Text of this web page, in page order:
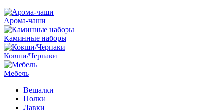
Арома-чаши
Каминные наборы
Ковши/Черпаки
Мебель
Вешалки
Полки
Лавки